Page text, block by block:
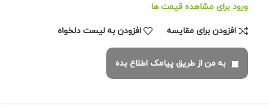
ورود برای مشاهده قیمت ها
افزودن برای مقایسه
افزودن به لیست دلخواه
به من از طریق پیامک اطلاع بده